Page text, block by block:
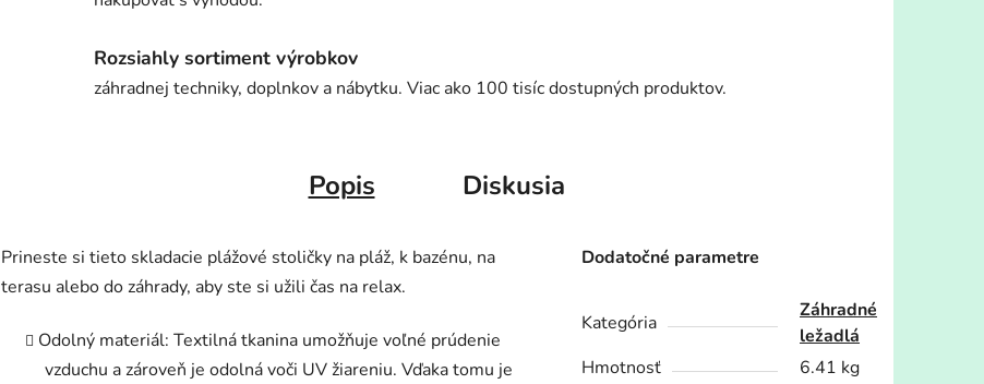
Rozsiahly sortiment výrobkov
záhradnej techniky, doplnkov a nábytku. Viac ako 100 tisíc dostupných produktov.
Popis Diskusia
Prineste si tieto skladacie plážové stoličky na pláž, k bazénu, na
terasu alebo do záhrady, aby ste si užili čas na relax.
Odolný materiál: Textilná tkanina umožňuje voľné prúdenie
vzduchu a zároveň je odolná voči UV žiareniu. Vďaka tomu je
Dodatočné parametre
Kategória
Záhradné
ležadlá
Hmotnosť
6.41 kg